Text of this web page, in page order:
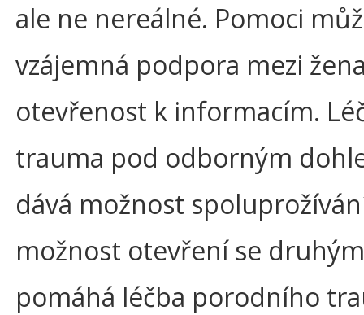
ale ne nereálné. Pomoci
vzájemná podpora mezi
otevřenost k informacím.
trauma pod odborným
dává možnost
možnost otevření se
pomáhá léčba porodního